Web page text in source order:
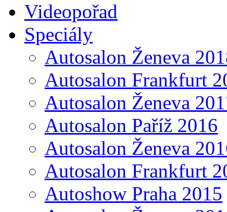
Videopořad
Speciály
Autosalon Ženeva
Autosalon Frankfurt
Autosalon Ženeva
Autosalon Paříž 2016
Autosalon Ženeva
Autosalon Frankfurt
Autoshow Praha 2015